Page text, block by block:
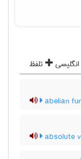
انگلیسی
تلفظ
abelian
absolute